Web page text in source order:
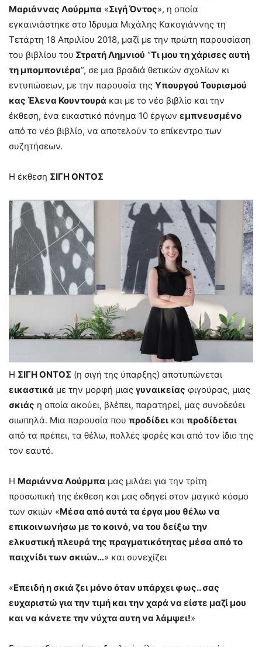
Μαριάννας Λούρμπα «Σιγή Όντος», η οποία
εγκαινιάστηκε στο Ίδρυμα Μιχάλης Κακογιάννης τη
Τετάρτη 18 Απριλίου 2018, μαζί με την πρώτη παρουσίαση
του βιβλίου του Στρατή Λημνιού “Τι μου τη χάρισες αυτή
τη μπομπονιέρα”, σε μια βραδιά θετικών σχολίων κι
εντυπώσεων, με την παρουσία της Υπουργού Τουρισμού
κας Έλενα Κουντουρά και με το νέο βιβλίο και την
έκθεση, ένα εικαστικό πόνημα 10 έργων εμπνευσμένο
από το νέο βιβλίο, να αποτελούν το επίκεντρο των
συζητήσεων.
Η έκθεση ΣΙΓΗ OΝΤΟΣ
Η ΣΙΓΗ OΝΤΟΣ (η σιγή της ύπαρξης) αποτυπώνεται
εικαστικά με την μορφή μιας γυναικείας φιγούρας, μιας
σκιάς η οποία ακούει, βλέπει, παρατηρεί, μας συνοδεύει
σιωπηλά. Μια παρουσία που προδίδει και προδίδεται
από τα πρέπει, τα θέλω, πολλές φορές και από τον ίδιο της
τον εαυτό.
Η Μαριάννα Λούρμπα μας μιλάει για την τρίτη
προσωπική της έκθεση και μας οδηγεί στον μαγικό κόσμο
των σκιών «Μέσα από αυτά τα έργα μου θέλω να
επικοινωνήσω με το κοινό, να του δείξω την
ελκυστική πλευρά της πραγματικότητας μέσα από το
παιχνίδι των σκιών…» και συνεχίζει
«Επειδή η σκιά ζει μόνο όταν υπάρχει φως.. σας
ευχαριστώ για την τιμή και την χαρά να είστε μαζί μου
και να κάνετε την νύχτα αυτη να λάμψει!»